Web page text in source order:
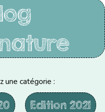
une catégorie :
Edition 2021